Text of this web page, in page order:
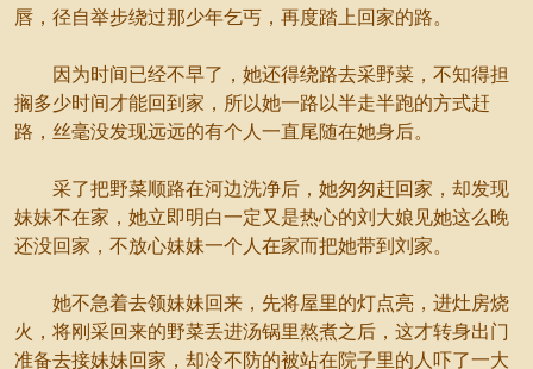
唇，径自举步绕过那少年乞丐，再度踏上回家的路。
因为时间已经不早了，她还得绕路去采野菜，不知得担
搁多少时间才能回到家，所以她一路以半走半跑的方式赶
路，丝毫没发现远远的有个人一直尾随在她身后。
采了把野菜顺路在河边洗净后，她匆匆赶回家，却发现
妹妹不在家，她立即明白一定又是热心的刘大娘见她这么晚
还没回家，不放心妹妹一个人在家而把她带到刘家。
她不急着去领妹妹回来，先将屋里的灯点亮，进灶房烧
火，将刚采回来的野菜丢进汤锅里熬煮之后，这才转身出门
准备去接妹妹回家，却冷不防的被站在院子里的人吓了一大